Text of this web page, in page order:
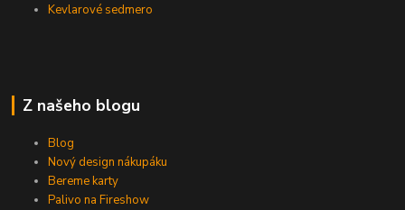
Kevlarové sedmero
Z našeho blogu
Blog
Nový design nákupáku
Bereme karty
Palivo na Fireshow